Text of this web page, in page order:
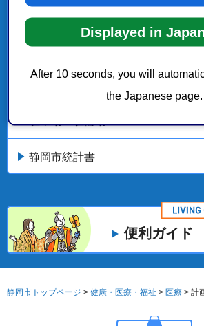
Displayed in
After 10 seconds, you will
the Japanese page.
医療
駐車場・駐輪場
静岡市統計書
便利ガイド
静岡市トップページ > 健康・医療・福祉 > 医療 > 計